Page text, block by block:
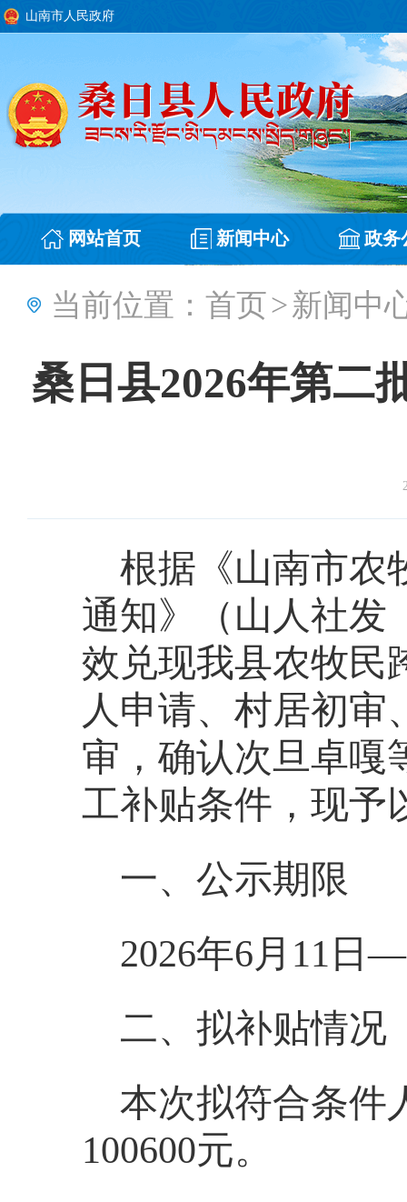
山南市人民政府
网站首页 新闻中心 政务
当前位置： 首页>新闻中
桑日县2026年第二
根据《山南市农
通知》（山人社发
效兑现我县农牧民
人申请、村居初审
审，确认次旦卓嘎
工补贴条件，现予
一、公示期限
2026年6月11日
二、拟补贴情况
本次拟符合条件
100600元。